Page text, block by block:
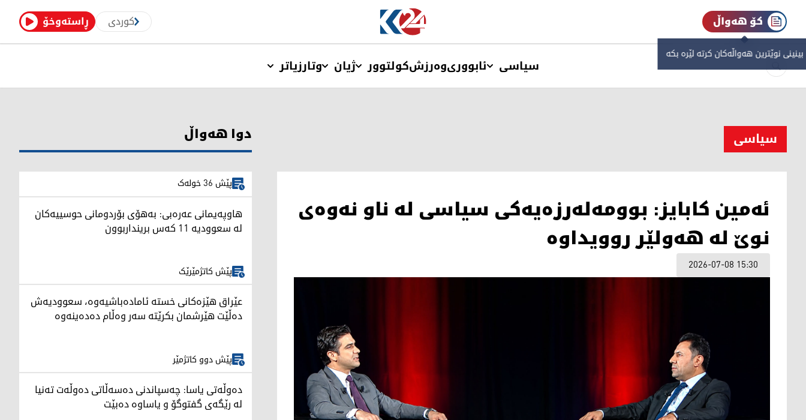
ڕاستەوخۆ کوردی کۆ هەواڵ
نوێترین هەواڵەکان کرتە لێرە بکە
سیاسی ئابووریوەرزشکولتوور ژیان وتارزیاتر
سیاسی
ئەمین کابایز: بوومەلەرزەیەکی سیاسی لە ناو نەوەی
نوێ لە هەولێر روویداوە
2026-07-08 15:30
دوا هەواڵ
پێش 36 خولەک
هاوپەیمانی عەرەبی: بەهۆی بۆردومانی حوسییەکان
لە سعوودیە 11 کەس برینداربوون
پێش کاتژمێرێک
عێراق هێزەکانی خستە ئامادەباشیەوە، سعوودیەش
دەڵێت هێرشمان بکرێتە سەر وەڵام دەدەینەوە
پێش دوو کاتژمێر
دەوڵەتی یاسا: چەسپاندنی دەسەڵاتی دەوڵەت تەنیا
لە رێگەی گفتوگۆ و یاساوە دەبێت